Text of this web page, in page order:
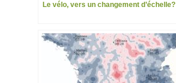
Le vélo, vers un changement d’échelle?